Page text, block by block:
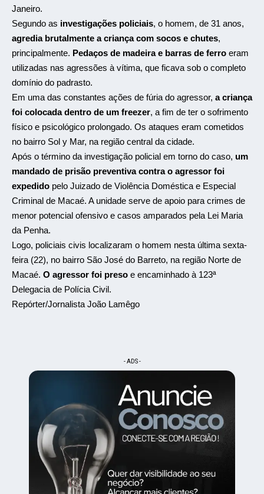
Janeiro.
Segundo as investigações policiais, o homem, de 31 anos,
agredia brutalmente a criança com socos e chutes,
principalmente. Pedaços de madeira e barras de ferro eram
utilizadas nas agressões à vítima, que ficava sob o completo
domínio do padrasto.
Em uma das constantes ações de fúria do agressor, a criança
foi colocada dentro de um freezer, a fim de ter o sofrimento
físico e psicológico prolongado. Os ataques eram cometidos
no bairro Sol y Mar, na região central da cidade.
Após o término da investigação policial em torno do caso, um
mandado de prisão preventiva contra o agressor foi
expedido pelo Juizado de Violência Doméstica e Especial
Criminal de Macaé. A unidade serve de apoio para crimes de
menor potencial ofensivo e casos amparados pela Lei Maria
da Penha.
Logo, policiais civis localizaram o homem nesta última sexta-
feira (22), no bairro São José do Barreto, na região Norte de
Macaé. O agressor foi preso e encaminhado à 123ª
Delegacia de Polícia Civil.
Repórter/Jornalista João Lamêgo
- ADS -